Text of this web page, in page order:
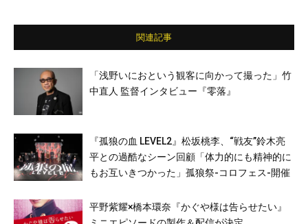
関連記事
「浅野いにおという観客に向かって撮った」竹
中直人 監督インタビュー『零落』
『孤狼の血 LEVEL2』松坂桃李、“戦友”鈴木亮
平との過酷なシーン回顧「体力的にも精神的に
もお互いきつかった」孤狼祭-コロフェス-開催
平野紫耀×橋本環奈『かぐや様は告らせたい』